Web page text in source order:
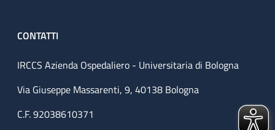
CONTATTI
IRCCS Azienda Ospedaliero - Universitaria di Bologna
Via Giuseppe Massarenti, 9, 40138 Bologna
C.F. 92038610371